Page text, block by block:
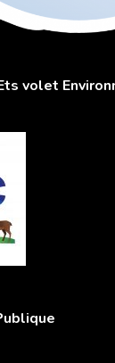
volet